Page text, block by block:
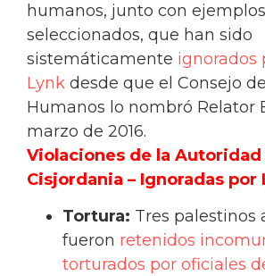
humanos, junto con ejemplos
seleccionados, que han sido
sistemáticamente ignorados
Lynk desde que el Consejo
Humanos lo nombró Relator
marzo de 2016.
Violaciones de la Autoridad
Cisjordania – Ignoradas por
Tortura: Tres palestinos
fueron retenidos
torturados por oficiales